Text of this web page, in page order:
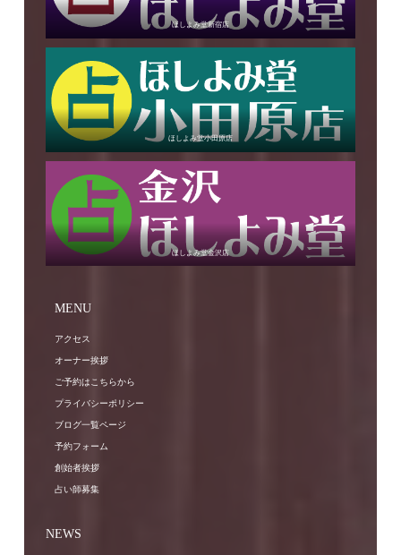
ほしよみ堂新宿店
ほしよみ堂小田原店
ほしよみ堂金沢店
MENU
アクセス
オーナー挨拶
ご予約はこちらから
プライバシーポリシー
ブログ一覧ページ
予約フォーム
創始者挨拶
占い師募集
NEWS